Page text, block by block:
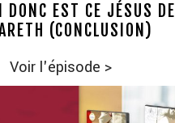
DONC EST CE JÉSUS DE
(CONCLUSION)
Voir l'épisode >